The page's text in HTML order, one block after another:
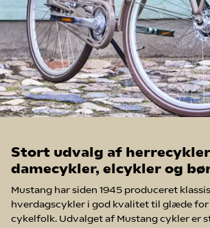
Stort udvalg af
damecykler, elcykler og
Mustang har siden 1945 produceret
hverdagscykler i god kvalitet til glæde for
cykelfolk. Udvalget af Mustang cykler er